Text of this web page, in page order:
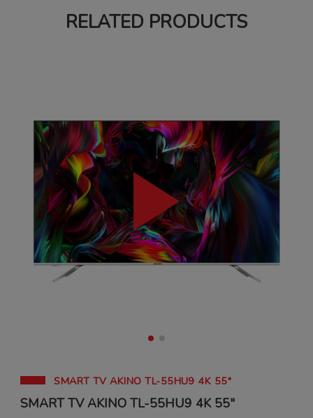
RELATED PRODUCTS
SMART TV AKINO TL-55HU9 4K 55"
SMART TV AKINO TL-55HU9 4K 55"